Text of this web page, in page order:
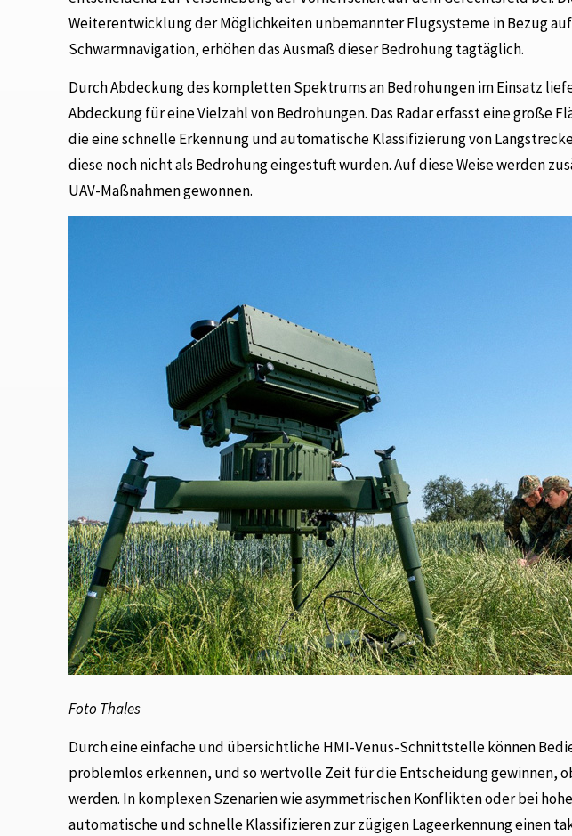
Weiterentwicklung der Möglichkeiten unbemannter Flugsysteme in Bezug
Schwarmnavigation, erhöhen das Ausmaß dieser Bedrohung tagtäglich.
Durch Abdeckung des kompletten Spektrums an Bedrohungen im Einsatz
Abdeckung für eine Vielzahl von Bedrohungen. Das Radar erfasst eine große
die eine schnelle Erkennung und automatische Klassifizierung von
diese noch nicht als Bedrohung eingestuft wurden. Auf diese Weise werden
UAV-Maßnahmen gewonnen.
Foto Thales
Durch eine einfache und übersichtliche HMI-Venus-Schnittstelle können
problemlos erkennen, und so wertvolle Zeit für die Entscheidung gewinnen,
werden. In komplexen Szenarien wie asymmetrischen Konflikten oder bei
automatische und schnelle Klassifizieren zur zügigen Lageerkennung einen